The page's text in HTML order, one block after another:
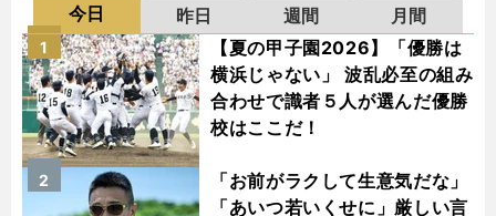
今日 昨日 週間
月間
【夏の甲子園2026】「優勝は
横浜じゃない」 波乱必至の組み
合わせで識者５人が選んだ優勝
校はここだ！
1
「お前がラクして生意気だな」
「あいつ若いくせに」厳しい言
2